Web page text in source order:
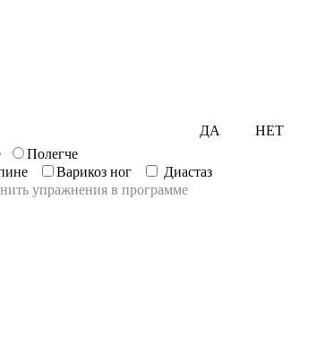
ДА
НЕТ
Полегче
Варикоз ног
Диастаз
упражнения в программе